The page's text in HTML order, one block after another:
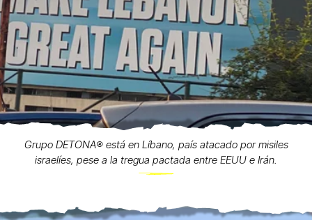
Grupo DETONA®️ está en Líbano, país atacado por misiles
israelíes, pese a la tregua pactada entre EEUU e Irán.